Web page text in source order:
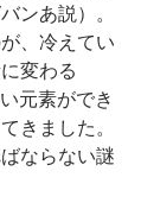
ンあ説）。
、冷えてい
変わる
元素ができ
きました。
ならない謎